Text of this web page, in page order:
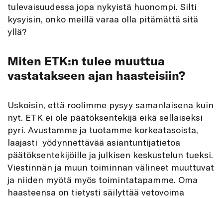
tulevaisuudessa jopa nykyistä huonompi. Silti
kysyisin, onko meillä varaa olla pitämättä sitä
yllä?
Miten ETK:n tulee muuttua
vastatakseen ajan haasteisiin?
Uskoisin, että roolimme pysyy samanlaisena kuin
nyt. ETK ei ole päätöksentekijä eikä sellaiseksi
pyri. Avustamme ja tuotamme korkeatasoista,
laajasti yödynnettävää asiantuntijatietoa
päätöksentekijöille ja julkisen keskustelun tueksi.
Viestinnän ja muun toiminnan välineet muuttuvat
ja niiden myötä myös toimintatapamme. Oma
haasteensa on tietysti säilyttää vetovoima